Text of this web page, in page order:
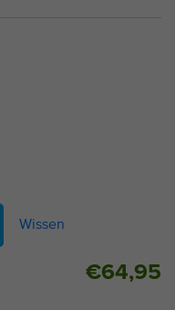
Wissen
€64,95